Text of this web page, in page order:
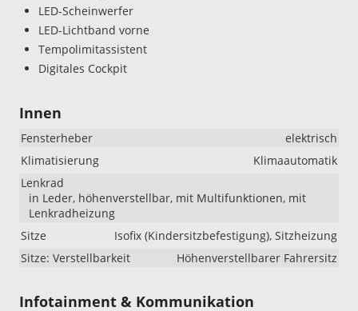
LED-Scheinwerfer
LED-Lichtband vorne
Tempolimitassistent
Digitales Cockpit
Innen
Fensterheber
elektrisch
Klimatisierung
Klimaautomatik
Lenkrad
in Leder, höhenverstellbar, mit Multifunktionen, mit
Lenkradheizung
Sitze
Isofix (Kindersitzbefestigung), Sitzheizung
Sitze: Verstellbarkeit
Höhenverstellbarer Fahrersitz
Infotainment & Kommunikation